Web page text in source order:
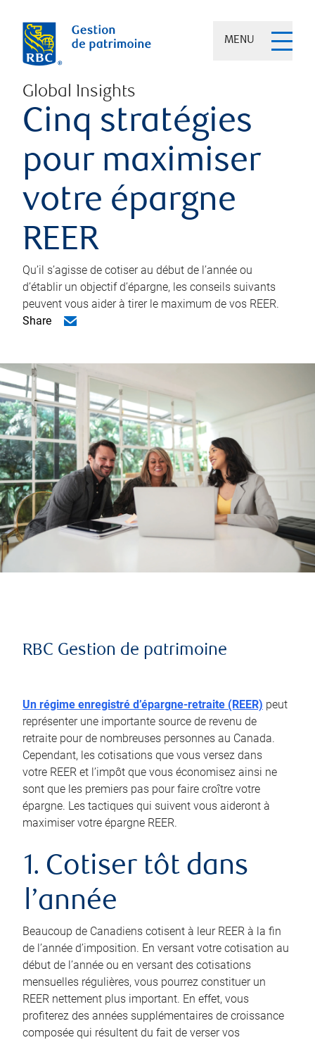
MENU
Global Insights
Cinq stratégies
pour maximiser
votre épargne
REER
Qu’il s’agisse de cotiser au début de l’année ou
d’établir un objectif d’épargne, les conseils suivants
peuvent vous aider à tirer le maximum de vos REER.
Share
RBC Gestion de patrimoine
Un régime enregistré d’épargne-retraite (REER) peut
représenter une importante source de revenu de
retraite pour de nombreuses personnes au Canada.
Cependant, les cotisations que vous versez dans
votre REER et l’impôt que vous économisez ainsi ne
sont que les premiers pas pour faire croître votre
épargne. Les tactiques qui suivent vous aideront à
maximiser votre épargne REER.
1. Cotiser tôt dans
l’année
Beaucoup de Canadiens cotisent à leur REER à la fin
de l’année d’imposition. En versant votre cotisation au
début de l’année ou en versant des cotisations
mensuelles régulières, vous pourrez constituer un
REER nettement plus important. En effet, vous
profiterez des années supplémentaires de croissance
composée qui résultent du fait de verser vos